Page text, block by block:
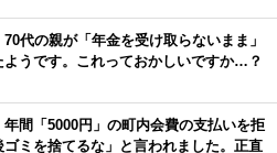
70代の親が「年金を受け取らないまま」
ようです。これっておかしいですか…？
年間「5000円」の町内会費の支払いを拒
ゴミを捨てるな」と言われました。正直